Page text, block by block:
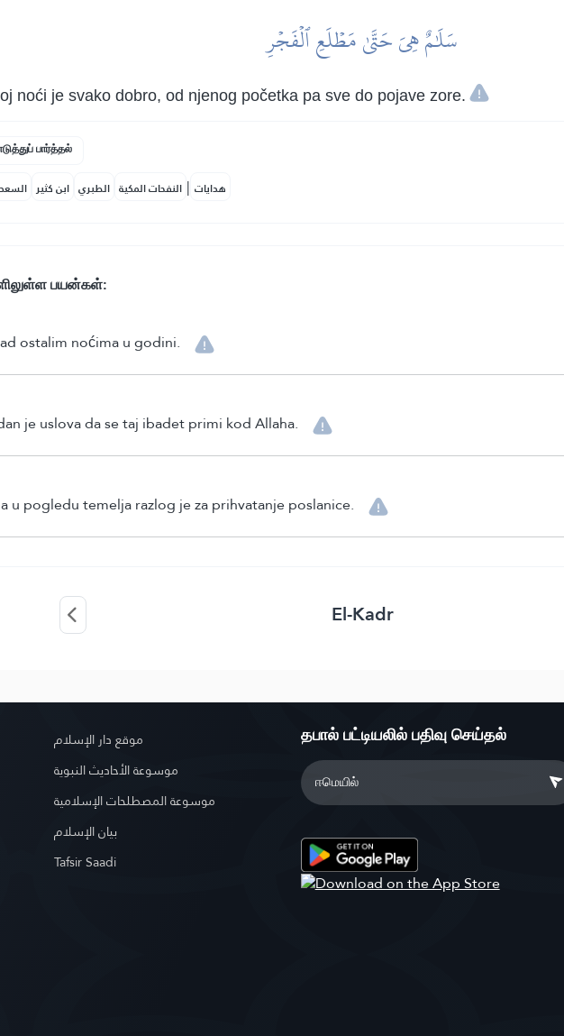
سَلَٰمٌ هِيَ حَتَّىٰ مَطۡلَعِ ٱلۡفَجۡرِ
noći je svako dobro, od njenog početka pa sve do pojave zore.
பார்த்தல்
ابن كثير الطبري النفحات المكية | هدايات
பயன்கள்:
ostalim noćima u godini.
je uslova da se taj ibadet primi kod Allaha.
u pogledu temelja razlog je za prihvatanje poslanice.
El-Kadr
موقع دار الإسلام
موسوعة الأحاديث النبوية
موسوعة المصطلحات الإسلامية
بيان الإسلام
Tafsir Saadi
தபால் பட்டியலில் பதிவு செய்தல்